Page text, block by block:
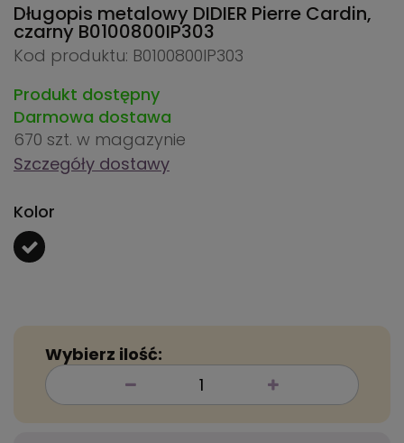
Długopis metalowy DIDIER Pierre Cardin,
czarny B0100800IP303
Kod produktu: B0100800IP303
Produkt dostępny
Darmowa dostawa
670 szt. w magazynie
Szczegóły dostawy
Kolor
Wybierz ilość: